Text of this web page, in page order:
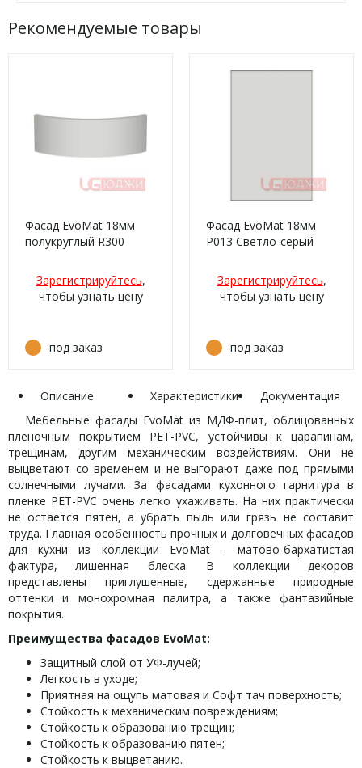
Рекомендуемые товары
Фасад EvoMat 18мм
полукруглый R300
Светло-серый матовый
кромка цвет
Зарегистрируйтесь,
чтобы узнать цену
под заказ
Фасад EvoMat 18мм
P013 Светло-серый
Зарегистрируйтесь,
чтобы узнать цену
под заказ
Описание Характеристики
Документация
Мебельные фасады EvoMat из МДФ-плит, облицованных
пленочным покрытием PET-PVC, устойчивы к царапинам,
трещинам, другим механическим воздействиям. Они не
выцветают со временем и не выгорают даже под прямыми
солнечными лучами. За фасадами кухонного гарнитура в
пленке PET-PVC очень легко ухаживать. На них практически
не остается пятен, а убрать пыль или грязь не составит
труда. Главная особенность прочных и долговечных фасадов
для кухни из коллекции EvoMat – матово-бархатистая
фактура, лишенная блеска. В коллекции декоров
представлены приглушенные, сдержанные природные
оттенки и монохромная палитра, а также фантазийные
покрытия.
Преимущества фасадов EvoMat:
Защитный слой от УФ-лучей;
Легкость в уходе;
Приятная на ощупь матовая и Софт тач поверхность;
Стойкость к механическим повреждениям;
Стойкость к образованию трещин;
Стойкость к образованию пятен;
Стойкость к выцветанию.